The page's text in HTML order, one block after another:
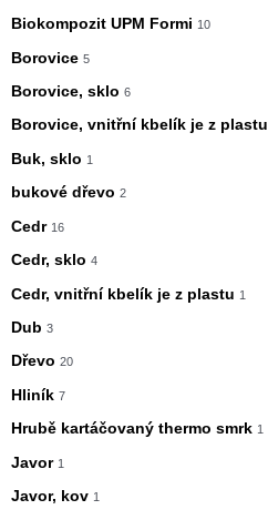
Biokompozit UPM Formi 10
Borovice 5
Borovice, sklo 6
Borovice, vnitřní kbelík je z plastu
Buk, sklo 1
bukové dřevo 2
Cedr 16
Cedr, sklo 4
Cedr, vnitřní kbelík je z plastu 1
Dub 3
Dřevo 20
Hliník 7
Hrubě kartáčovaný thermo smrk 1
Javor 1
Javor, kov 1